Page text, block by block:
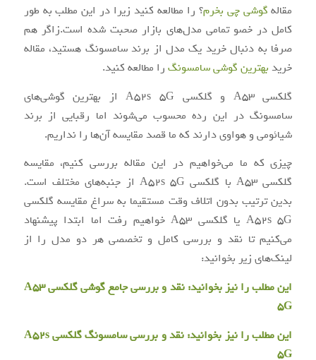
مقاله گوشی چی بخرم؟ را مطالعه کنید زیرا در این مطلب به طور
کامل در خصو تمامی مدل‌های بازار صحبت شده است.زاگر هم
صرفا به دنبال خرید یک مدل از برند سامسونگ هستید، مقاله
خرید بهترین گوشی سامسونگرا مطالعه کنید.
گلکسی A53 و گلکسی A52s 5G از بهترین گوشی‌های
سامسونگ در این رده محسوب می‌شوند اما رقبایی از برند
شیائومی و هواوی دارند که ما قصد مقایسه آن‌ها را نداریم.
چیزی که ما می‌خواهیم در این مقاله بررسی کنیم، مقایسه
گلکسی A53 با گلکسی A52s 5G از جنبه‌های مختلف است.
بدین ترتیب بدون اتلاف وقت مستقیما به سراغ مقایسه گلکسی
A52s 5G یا گلکسی A53 خواهیم رفت اما ابتدا پیشنهاد
می‌کنیم تا نقد و بررسی کامل و تخصصی هر دو مدل را از
لینک‌های زیر بخوانید:
این مطلب را نیز بخوانید:
نقد و بررسی جامع گوشی گلکسی A53
5G
این مطلب را نیز بخوانید:
نقد و بررسی سامسونگ گلکسی A52s
5G